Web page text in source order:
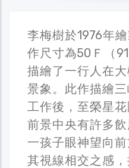
李梅樹於1976年
作尺寸為50Ｆ（
描繪了一行人在
景象。此作描繪
工作後，至榮星
前景中央有許多
一孩子眼神望向
其視線相交之感